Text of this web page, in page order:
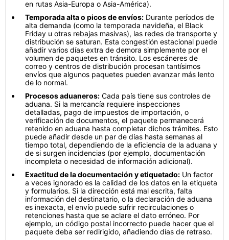
en rutas Asia-Europa o Asia-América).
Temporada alta o picos de envíos: Durante períodos de
alta demanda (como la temporada navideña, el Black
Friday u otras rebajas masivas), las redes de transporte y
distribución se saturan. Esta congestión estacional puede
añadir varios días extra de demora simplemente por el
volumen de paquetes en tránsito. Los escáneres de
correo y centros de distribución procesan tantísimos
envíos que algunos paquetes pueden avanzar más lento
de lo normal.
Procesos aduaneros: Cada país tiene sus controles de
aduana. Si la mercancía requiere inspecciones
detalladas, pago de impuestos de importación, o
verificación de documentos, el paquete permanecerá
retenido en aduana hasta completar dichos trámites. Esto
puede añadir desde un par de días hasta semanas al
tiempo total, dependiendo de la eficiencia de la aduana y
de si surgen incidencias (por ejemplo, documentación
incompleta o necesidad de información adicional).
Exactitud de la documentación y etiquetado: Un factor
a veces ignorado es la calidad de los datos en la etiqueta
y formularios. Si la dirección está mal escrita, falta
información del destinatario, o la declaración de aduana
es inexacta, el envío puede sufrir recirculaciones o
retenciones hasta que se aclare el dato erróneo. Por
ejemplo, un código postal incorrecto puede hacer que el
paquete deba ser redirigido, añadiendo días de retraso.